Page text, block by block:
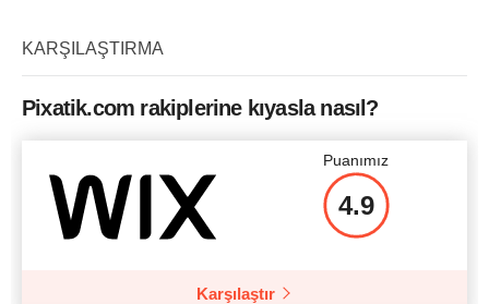
KARŞILAŞTIRMA
Pixatik.com rakiplerine kıyasla nasıl?
Puanımız
4.9
Karşılaştır